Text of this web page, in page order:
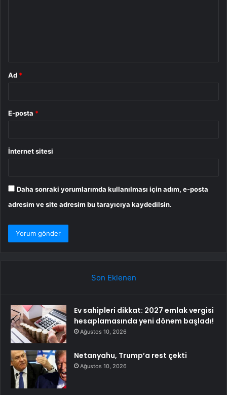
Ad *
E-posta *
İnternet sitesi
Daha sonraki yorumlarımda kullanılması için adım, e-posta
adresim ve site adresim bu tarayıcıya kaydedilsin.
Son Eklenen
Ev sahipleri dikkat: 2027 emlak vergisi
hesaplamasında yeni dönem başladı!
Ağustos 10, 2026
Netanyahu, Trump’a rest çekti
Ağustos 10, 2026